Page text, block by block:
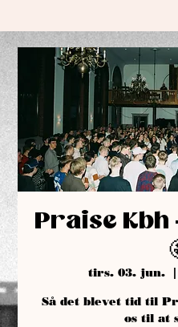
Praise Kbh
tirs. 03. jun.
Så det blevet tid til
os til at